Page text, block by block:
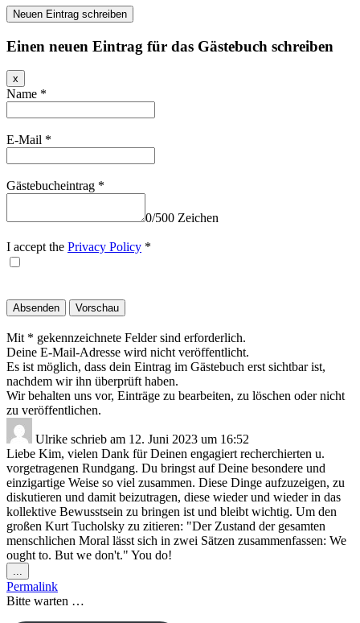
Einen neuen Eintrag für das Gästebuch schreiben
x
Formular
ausblenden
Name *
E-Mail *
Gästebucheintrag *
0/500 Zeichen
I accept the Privacy Policy *
Mit * gekennzeichnete Felder sind erforderlich.
Deine E-Mail-Adresse wird nicht veröffentlicht.
Es ist möglich, dass dein Eintrag im Gästebuch erst sichtbar ist,
nachdem wir ihn überprüft haben.
Wir behalten uns vor, Einträge zu bearbeiten, zu löschen oder nicht
zu veröffentlichen.
Ulrike schrieb am 12. Juni 2023 um 16:52
Liebe Kim, vielen Dank für Deinen engagiert recherchierten u.
vorgetragenen Rundgang. Du bringst auf Deine besondere und
einzigartige Weise so viel zusammen. Diese Dinge aufzuzeigen, zu
diskutieren und damit beizutragen, diese wieder und wieder in das
kollektive Bewusstsein zu bringen ist und bleibt wichtig. Um den
großen Kurt Tucholsky zu zitieren: "Der Zustand der gesamten
menschlichen Moral lässt sich in zwei Sätzen zusammenfassen: We
ought to. But we don't." You do!
...
Metabox
ein-/ausblenden.
Permalink
Bitte warten …